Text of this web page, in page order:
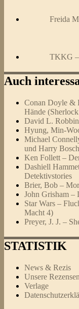
Freida
TKKG –
Auch
Conan Doyle &
Hände
David L.
Hyung, Min-
Michael
und Harry Bosch
Ken Follett –
Dashiell
Detektivstories
Brier, Bob –
John Grisham –
Star Wars –
Macht 4)
Preyer, J. J. –
STATISTIK
News & Rezis
Unsere
Verlage